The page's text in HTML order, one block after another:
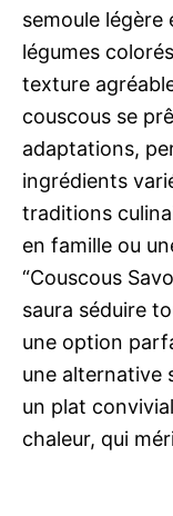
semoule légère
légumes
texture
couscous se
adaptations,
ingrédients
traditions
en famille ou
“Couscous
saura séduire
une option
une alternative
un plat
chaleur, qui